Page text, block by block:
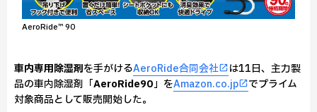
AeroRide™️ 90
車内専用除湿剤を手がけるAeroRide合同会社
は11日、主力製
品の車内除湿剤「AeroRide90」をAmazon.co.jp
でプライム
対象商品として販売開始した。